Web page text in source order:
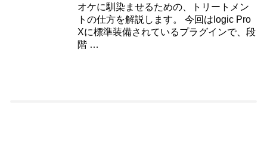
オケに馴染ませるための、トリートメン
トの仕方を解説します。 今回はlogic Pro
Xに標準装備されているプラグインで、段
階 …